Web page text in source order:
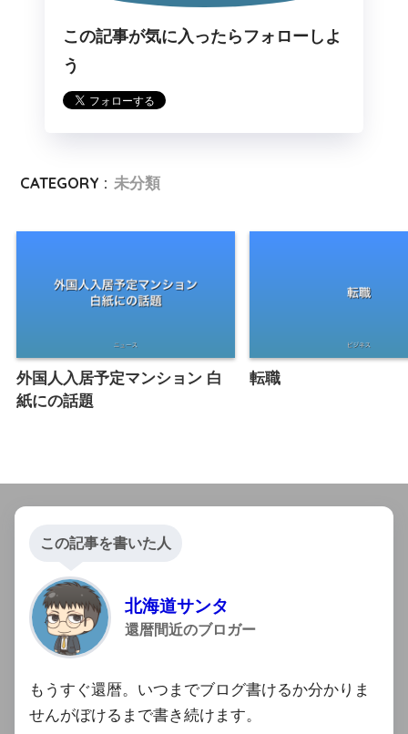
この記事が気に入ったらフォローしよ
う
CATEGORY : 未分類
外国人入居予定マンション 白
紙にの話題
転職
この記事を書いた人
北海道サンタ
還暦間近のブロガー
もうすぐ還暦。いつまでブログ書けるか分かりま
せんがぼけるまで書き続けます。